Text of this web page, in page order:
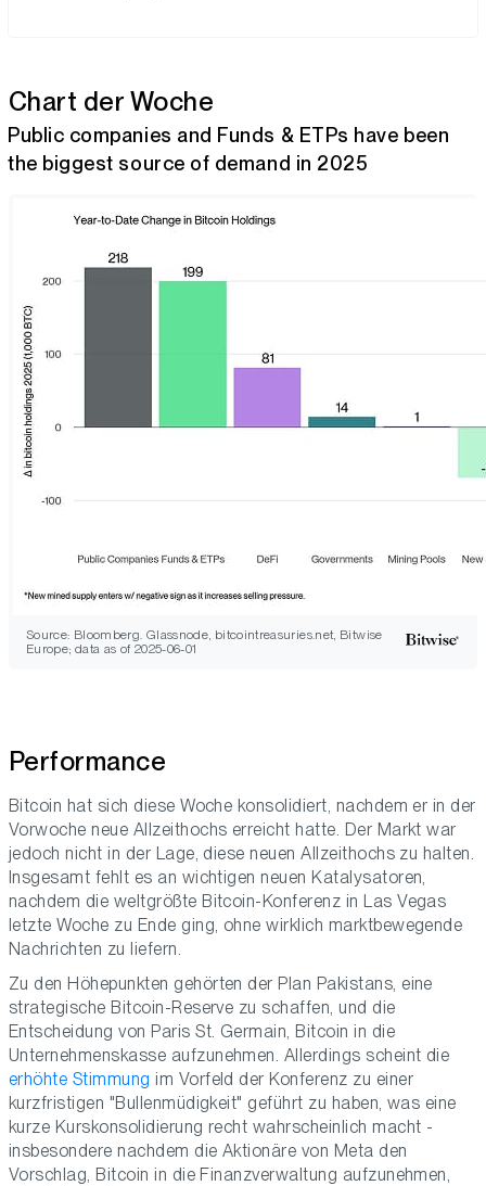
Chart der Woche
Public companies and Funds & ETPs have been
the biggest source of demand in 2025
Source: Bloomberg. Glassnode, bitcointreasuries.net, Bitwise
Europe; data as of 2025-06-01
Performance
Bitcoin hat sich diese Woche konsolidiert, nachdem er in der
Vorwoche neue Allzeithochs erreicht hatte. Der Markt war
jedoch nicht in der Lage, diese neuen Allzeithochs zu halten.
Insgesamt fehlt es an wichtigen neuen Katalysatoren,
nachdem die weltgrößte Bitcoin-Konferenz in Las Vegas
letzte Woche zu Ende ging, ohne wirklich marktbewegende
Nachrichten zu liefern.
Zu den Höhepunkten gehörten der Plan Pakistans, eine
strategische Bitcoin-Reserve zu schaffen, und die
Entscheidung von Paris St. Germain, Bitcoin in die
Unternehmenskasse aufzunehmen. Allerdings scheint die
erhöhte Stimmung im Vorfeld der Konferenz zu einer
kurzfristigen "Bullenmüdigkeit" geführt zu haben, was eine
kurze Kurskonsolidierung recht wahrscheinlich macht -
insbesondere nachdem die Aktionäre von Meta den
Vorschlag, Bitcoin in die Finanzverwaltung aufzunehmen,